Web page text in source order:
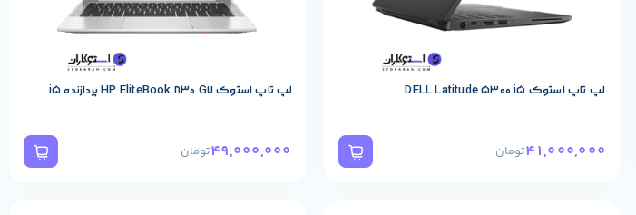
لپ تاپ استوک DELL Latitude 5300 i5
41,000,000تومان
لپ تاپ استوک HP EliteBook 830 G7 پردازنده i5
49,000,000تومان